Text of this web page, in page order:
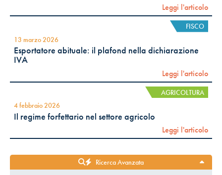
Leggi l'articolo
FISCO
13 marzo 2026
Esportatore abituale: il plafond nella dichiarazione
IVA
Leggi l'articolo
AGRICOLTURA
4 febbraio 2026
Il regime forfettario nel settore agricolo
Leggi l'articolo
Ricerca Avanzata